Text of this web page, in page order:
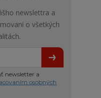
newslettra a
o všetkých
newsletter a
osobných